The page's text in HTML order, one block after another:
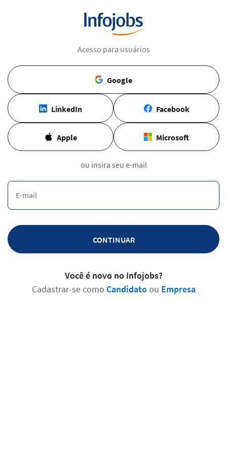
Acesso para usuários
Google
LinkedIn Facebook
Apple Microsoft
ou insira seu e-mail
CONTINUAR
Você é novo no Infojobs?
Cadastrar-se como Candidatoou Empresa